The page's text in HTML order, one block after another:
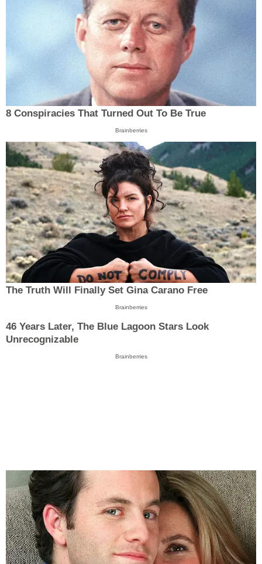
8 Conspiracies That Turned Out To Be True
Brainberries
The Truth Will Finally Set Gina Carano Free
Brainberries
46 Years Later, The Blue Lagoon Stars Look
Unrecognizable
Brainberries